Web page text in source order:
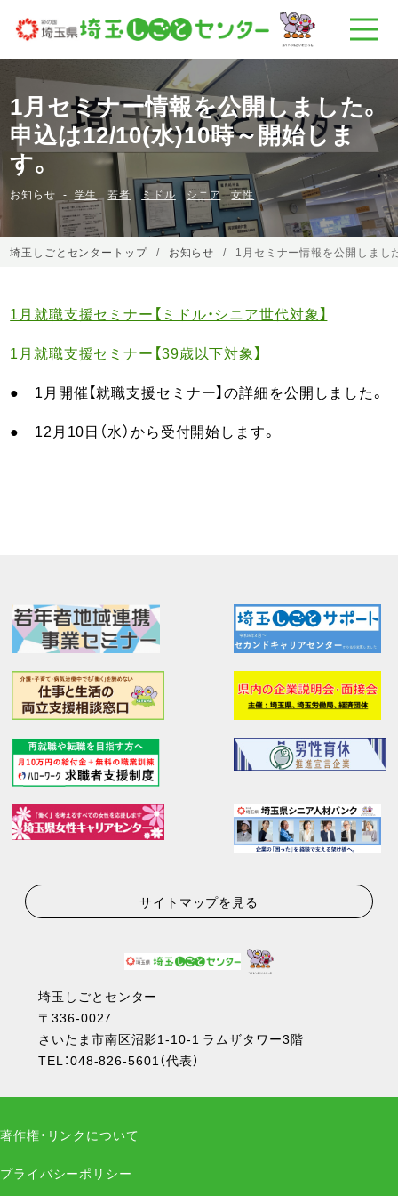
1月セミナー情報を公開しました。
申込は12/10(水)10時～開始しま
す。
お知らせ 学生 若者 ミドル シニア 女性
埼玉しごとセンタートップ お知らせ 1月セミナー情報を公開しまし
1月就職支援セミナー【ミドル・シニア世代対象】
1月就職支援セミナー【39歳以下対象】
● 1月開催【就職支援セミナー】の詳細を公開しました。
● 12月10日（水）から受付開始します。
サイトマップを見る
埼玉しごとセンター
〒336-0027
さいたま市南区沼影1-10-1 ラムザタワー3階
TEL：048-826-5601（代表）
著作権・リンクについて
プライバシーポリシー